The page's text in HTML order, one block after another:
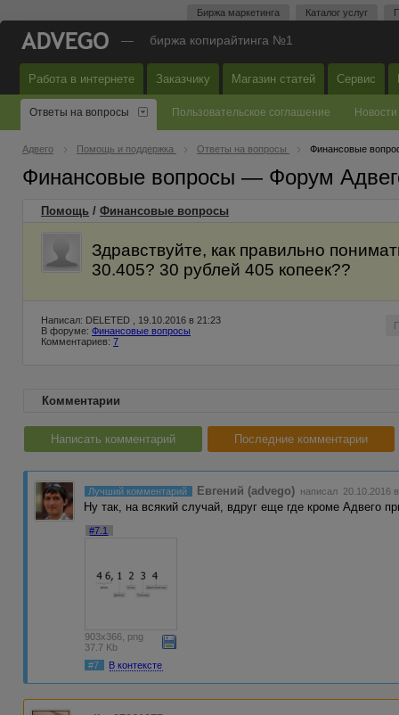
Биржа маркетинга Каталог услуг
— биржа копирайтинга №1
Работа в интернете Заказчику Магазин статей Сервис
Ответы на вопросы Пользовательское соглашение Новости
Адвего Помощь и поддержка Ответы на вопросы Финансовые
Финансовые вопросы — Форум
Помощь / Финансовые вопросы
Здравствуйте, как правильно
30.405? 30 рублей 405 копеек??
Написал: DELETED , 19.10.2016 в 21:23
В форуме: Финансовые вопросы
Комментариев: 7
Комментарии
Написать комментарий Последние комментарии
Лучший комментарий Евгений (advego) написал 20.10.2016
Ну так, на всякий случай, вдруг еще где кроме Адвего
#7.1
903x366, png
37.7 Kb
#7
В контексте